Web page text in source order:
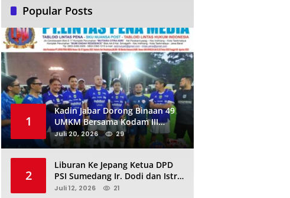
Popular Posts
1
Kadin Jabar Dorong Binaan 49
UMKM Bersama Kodam III
Siliwangi Sambil Nobar Final
Piala Dunia, Akan Ada Investor
Juli 20, 2026 29
2
Liburan Ke Jepang Ketua DPD
PSI Sumedang Ir. Dodi dan Istri
Kibarkan Bendera PSI “Jangan
Juli 12, 2026 21